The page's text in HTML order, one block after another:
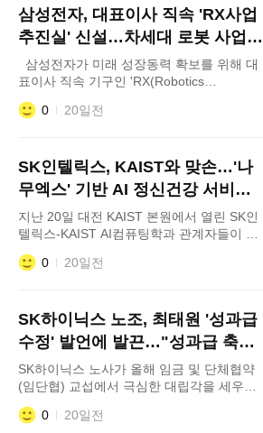
야 한다"며 정책과 기업 운영 모두 국민을 바
라보고 이루어져야 한다는 메시지를 전했다.
이 위원장은 21일 오후 서울 서초구 삼성생
명 서초사옥에서
삼성전자, 대표이사 직속 'RX사업
추진실' 신설…차세대 로봇 사업
총력
표이사 직속 기구인 'RX(Robotics
eXperience)사업추진실'을 신설하고 차세대
로봇 사업 육성에 본격 나선다. 21일 삼성전
을 결집하기 위해 추진됐다. 삼성전자는 중
장기 로봇 전략 수립부터 핵심기술 개발, 사
업화까지 아우르는 통합 추진체계를 구축해
0 20일전
SK인텔릭스, KAIST와 맞손…'나
무엑스' 기반 AI 정신건강 서비스
고도화
지난 20일 대전 KAIST 본원에서 열린 SK인
텔릭스-KAIST AI컴퓨팅학과 관계자들이 상
호협력을 위한 MOU 체결식을 갖고 기념사
진을 촬영하고 있다. 왼쪽부터 이의진
학기술원(KAIST)과 손잡고 웰니스 로보틱스
기반의 AI 정신건강·웰니스 서비스 소프트웨
어(SW) 고도화에 나선다.
0 20일전
SK하이닉스 노조, 최태원 '성과급
수정' 발언에 발끈…"성과급 축소
명분 쌓나"
SK하이닉스 노사가 올해 임금 및 단체협약
(임단협) 교섭에서 극심한 대립각을 세우는
가운데 최태원 SK그룹 회장이 성과급 제도
수정 가능성을 시사해 내부 파장이 커지고
0 20일전